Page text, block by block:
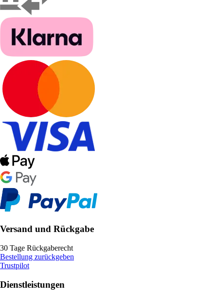
Versand und Rückgabe
30 Tage Rückgaberecht
Bestellung zurückgeben
Trustpilot
Dienstleistungen